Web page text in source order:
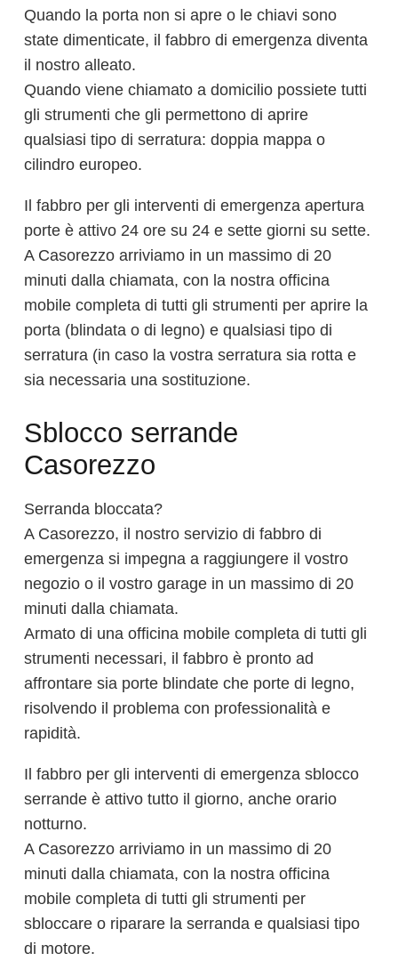
Quando la porta non si apre o le chiavi sono
state dimenticate, il fabbro di emergenza diventa
il nostro alleato.
Quando viene chiamato a domicilio possiete tutti
gli strumenti che gli permettono di aprire
qualsiasi tipo di serratura: doppia mappa o
cilindro europeo.
Il fabbro per gli interventi di emergenza apertura
porte è attivo 24 ore su 24 e sette giorni su sette.
A Casorezzo arriviamo in un massimo di 20
minuti dalla chiamata, con la nostra officina
mobile completa di tutti gli strumenti per aprire la
porta (blindata o di legno) e qualsiasi tipo di
serratura (in caso la vostra serratura sia rotta e
sia necessaria una sostituzione.
Sblocco serrande
Casorezzo
Serranda bloccata?
A Casorezzo, il nostro servizio di fabbro di
emergenza si impegna a raggiungere il vostro
negozio o il vostro garage in un massimo di 20
minuti dalla chiamata.
Armato di una officina mobile completa di tutti gli
strumenti necessari, il fabbro è pronto ad
affrontare sia porte blindate che porte di legno,
risolvendo il problema con professionalità e
rapidità.
Il fabbro per gli interventi di emergenza sblocco
serrande è attivo tutto il giorno, anche orario
notturno.
A Casorezzo arriviamo in un massimo di 20
minuti dalla chiamata, con la nostra officina
mobile completa di tutti gli strumenti per
sbloccare o riparare la serranda e qualsiasi tipo
di motore.